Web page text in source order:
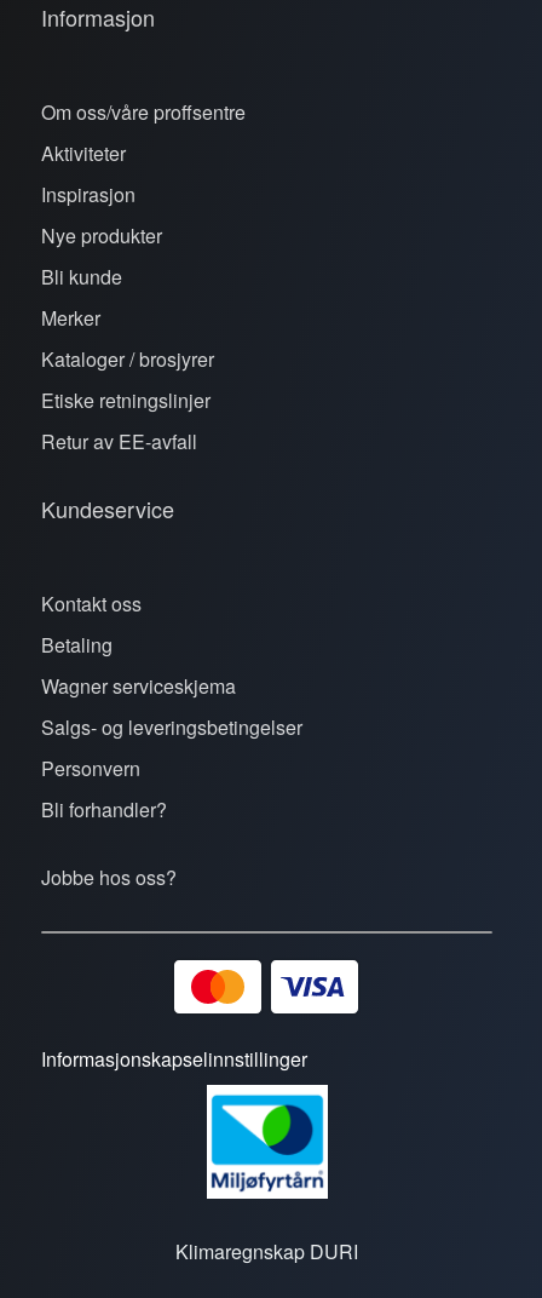
Informasjon
Om oss/våre proffsentre
Aktiviteter
Inspirasjon
Nye produkter
Bli kunde
Merker
Kataloger / brosjyrer
Etiske retningslinjer
Retur av EE-avfall
Kundeservice
Kontakt oss
Betaling
Wagner serviceskjema
Salgs- og leveringsbetingelser
Personvern
Bli forhandler?
Jobbe hos oss?
Informasjonskapselinnstillinger
Klimaregnskap DURI